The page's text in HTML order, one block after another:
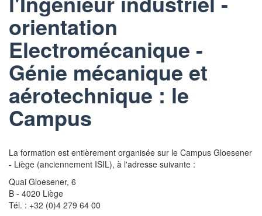
orientation
Electromécanique -
Génie mécanique et
aérotechnique : le
Campus
La formation est entièrement organisée sur le Campus Gloesener
- Liège (anciennement ISIL), à l'adresse suivante :
Quai Gloesener, 6
B - 4020 Liège
Tél. : +32 (0)4 279 64 00